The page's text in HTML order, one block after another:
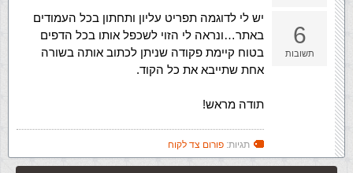
6
תשובות
יש לי לדוגמה תפריט עליון ותחתון בכל העמודים
באתר…ונראה לי הזוי לשכפל אותו בכל הדפים
בטוח קיימת פקודה שניתן לכתוב אותה בשורה
אחת שתייבא את כל הקוד.
תודה מראש!
תגיות: פורום צד לקוח